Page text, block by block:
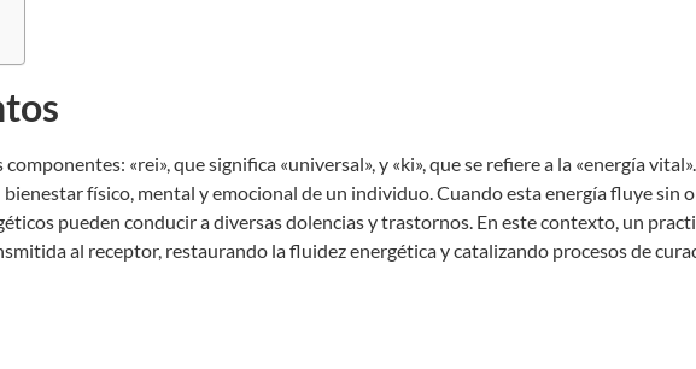
«rei», que significa «universal», y «ki», que se refiere a la «energía
físico, mental y emocional de un individuo. Cuando esta energía fluye sin
pueden conducir a diversas dolencias y trastornos. En este contexto, un
al receptor, restaurando la fluidez energética y catalizando procesos de